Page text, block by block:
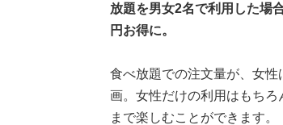
放題を男女2名で利用した場
円お得に。
食べ放題での注文量が、女
画。女性だけの利用はもちろ
まで楽しむことができます。